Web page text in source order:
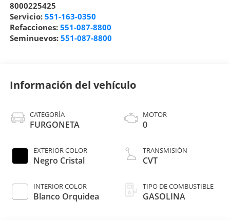
8000225425
Servicio: 551-163-0350
Refacciones: 551-087-8800
Seminuevos: 551-087-8800
Información del vehículo
CATEGORÍA
FURGONETA
EXTERIOR COLOR
Negro Cristal
INTERIOR COLOR
Blanco Orquidea
MOTOR
0
TRANSMISIÓN
CVT
TIPO DE COMBUSTIBLE
GASOLINA